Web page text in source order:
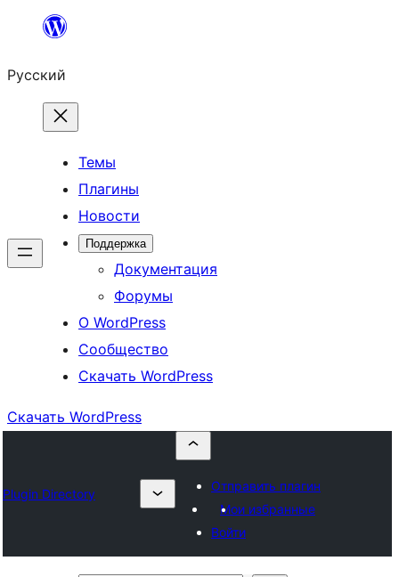
Перейти
содержимому
Русский
Темы
Плагины
Новости
Поддержка
Документация
Форумы
О WordPress
Сообщество
Скачать WordPress
Скачать WordPress
Plugin Directory
Отправить плагин
Мои избранные
Войти